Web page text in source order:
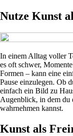
Nutze Kunst
In einem Alltag voller
es oft schwer,
Formen – kann eine
Pause einzulegen. Ob
einfach ein Bild zu
Augenblick, in dem du
wahrnehmen kannst.
Kunst als